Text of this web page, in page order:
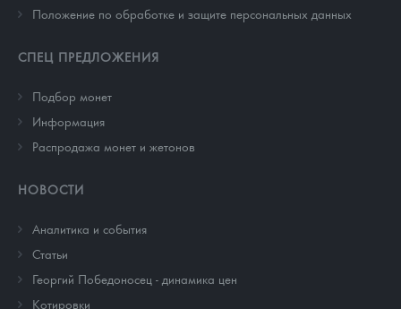
Положение по обработке и защите персональных данных
СПЕЦ ПРЕДЛОЖЕНИЯ
Подбор монет
Информация
Распродажа монет и жетонов
НОВОСТИ
Аналитика и события
Cтатьи
Георгий Победоносец - динамика цен
Котировки